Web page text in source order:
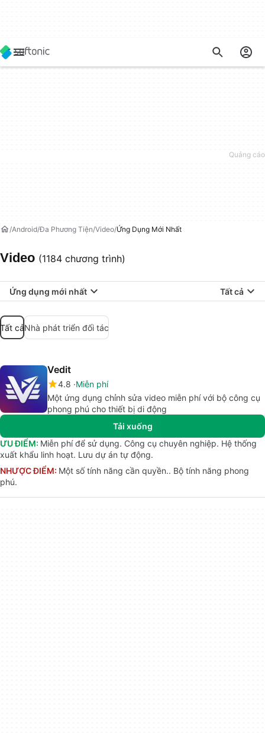
Android Đa Phương Tiện Video Ứng Dụng Mới Nhất
Video (1184 chương trình)
Ứng dụng mới nhất Tất cả
Tất cảNhà phát triển đối tác
Vedit
4.8 Miễn phí
Một ứng dụng chỉnh sửa video miễn phí với bộ công cụ
phong phú cho thiết bị di động
Tải xuống
ƯU ĐIỂM: Miễn phí để sử dụng. Công cụ chuyên nghiệp. Hệ thống
xuất khẩu linh hoạt. Lưu dự án tự động.
NHƯỢC ĐIỂM: Một số tính năng cần quyền.. Bộ tính năng phong
phú.